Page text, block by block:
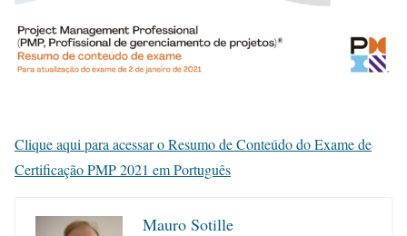
Clique aqui para acessar o Resumo de Conteúdo do Exame de
Certificação PMP 2021 em Português
Mauro Sotille